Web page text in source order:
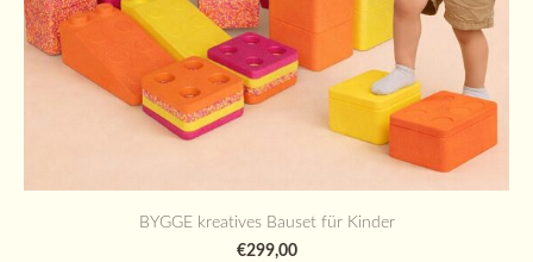
BYGGE kreatives Bauset für Kinder
€299,00